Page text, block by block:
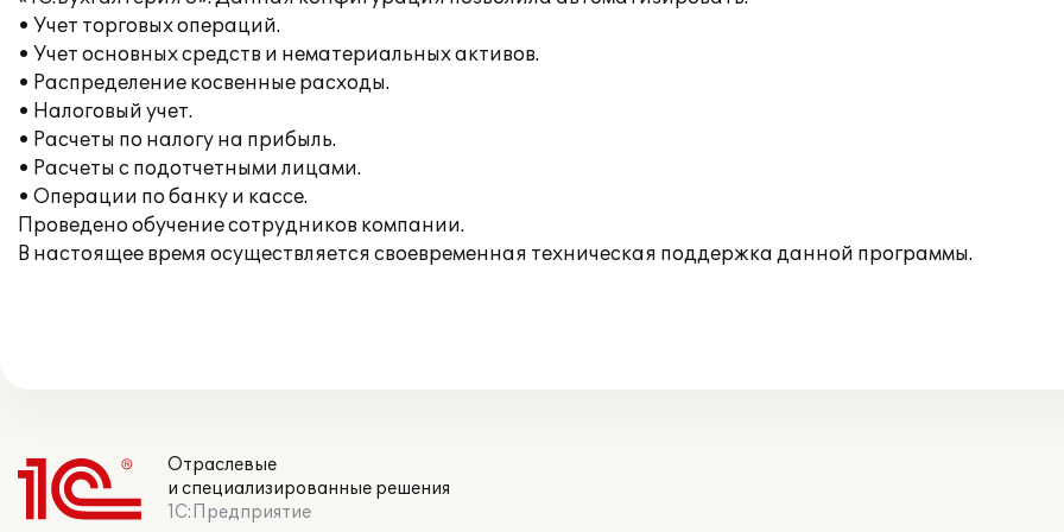
• Учет торговых операций.
• Учет основных средств и нематериальных активов.
• Распределение косвенные расходы.
• Налоговый учет.
• Расчеты по налогу на прибыль.
• Расчеты с подотчетными лицами.
• Операции по банку и кассе.
Проведено обучение сотрудников компании.
В настоящее время осуществляется своевременная техническая поддержка данной программы.
Отраслевые
и специализированные решения
1С:Предприятие